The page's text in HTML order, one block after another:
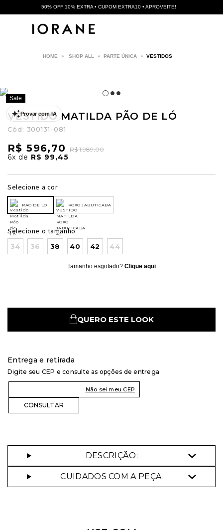
50% OFF 10% EXTRA • CUPOM EXTRA10 • APROVEITE!
SHOP ALL PARTE ÚNICA VESTIDOS
Provar com IA
Sale
VESTIDO MATILDA PÃO DE LÓ
Cód: 300131-081
R$ 596,70 R$ 1.989,00
6x de R$ 99,45
Selecione a cor
PAO DE LO ROXO JABUTICABA
Selecione o tamanho
34 36 38 40 42 44
Tamanho esgotado? Clique aqui
QUERO ESTE LOOK
Entrega e retirada
Digite seu CEP e consulte as opções de entrega
Não sei meu CEP
DESCRIÇÃO:
CUIDADOS COM A PEÇA: